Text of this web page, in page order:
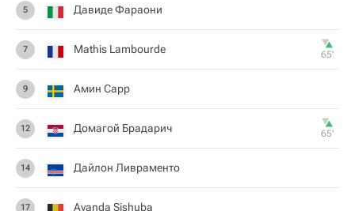
5 Давиде Фараони
7 Mathis Lambourde 65‎’‎
9 Амин Сарр
12 Домагой Брадарич 65‎’‎
14 Дайлон Ливраменто
17 Ayanda Sishuba